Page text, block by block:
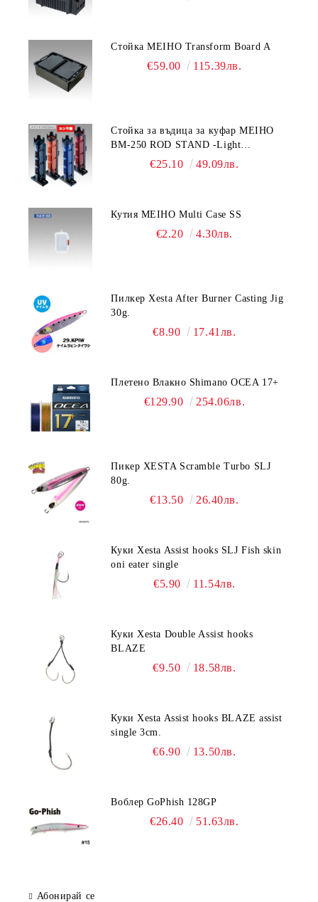
Стойка MEIHO Transform Board A
€59.00 115.39лв.
Стойка за въдица за куфар MEIHO
BM-250 ROD STAND -Light
Blue/Black color
€25.10 49.09лв.
Кутия MEIHO Multi Case SS
€2.20 4.30лв.
Пилкер Xesta After Burner Casting Jig
30g.
€8.90 17.41лв.
Плетено Влакно Shimano OCEA 17+
€129.90 254.06лв.
Пикер XESTA Scramble Turbo SLJ
80g.
€13.50 26.40лв.
Куки Xesta Assist hooks SLJ Fish skin
oni eater single
€5.90 11.54лв.
Куки Xesta Double Assist hooks
BLAZE
€9.50 18.58лв.
Куки Xesta Assist hooks BLAZE assist
single 3cm.
€6.90 13.50лв.
Воблер GoPhish 128GP
€26.40 51.63лв.
Абонирай се